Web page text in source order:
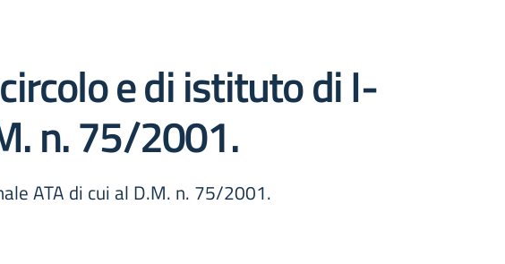
e di istituto di I-
n. 75/2001.
ATA di cui al D.M. n. 75/2001.